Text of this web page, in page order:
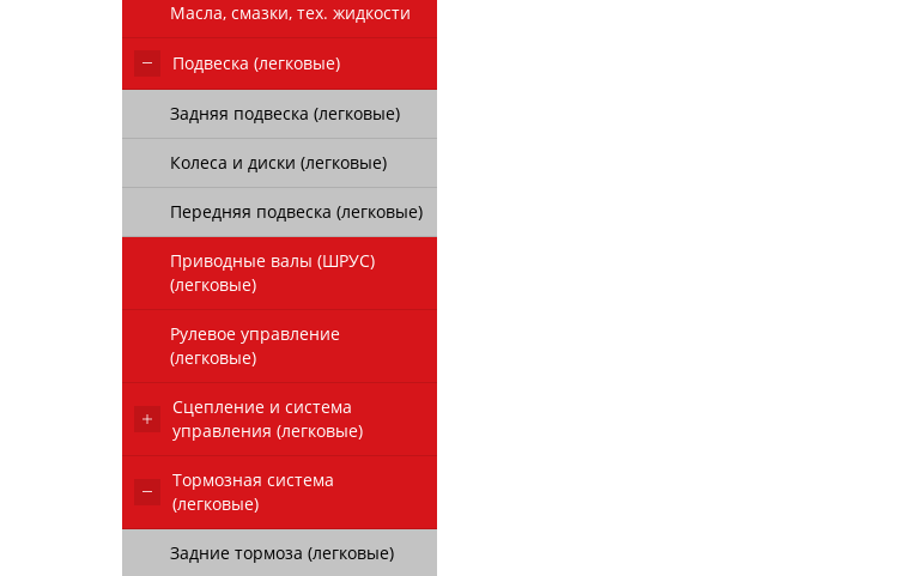
Масла, смазки, тех. жидкости
Подвеска (легковые)
Задняя подвеска (легковые)
Колеса и диски (легковые)
Передняя подвеска (легковые)
Приводные валы (ШРУС)
(легковые)
Рулевое управление
(легковые)
Сцепление и система
управления (легковые)
Тормозная система
(легковые)
Задние тормоза (легковые)